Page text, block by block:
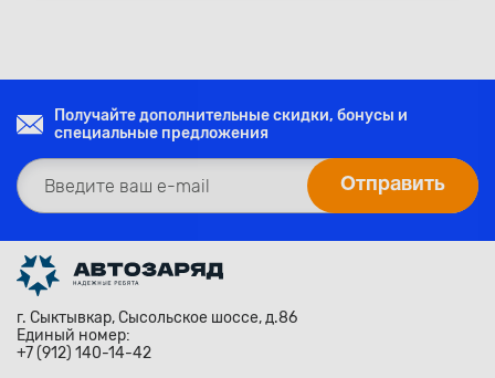
Получайте дополнительные скидки, бонусы и
специальные предложения
г. Сыктывкар, Сысольское шоссе, д.86
Единый номер:
+7 (912) 140-14-42